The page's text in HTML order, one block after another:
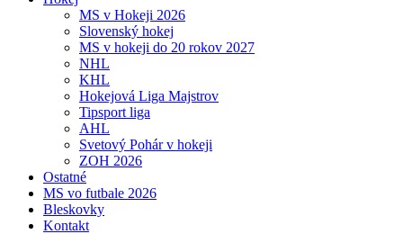
MS v Hokeji 2026
Slovenský hokej
MS v hokeji do 20 rokov 2027
NHL
KHL
Hokejová Liga Majstrov
Tipsport liga
AHL
Svetový Pohár v hokeji
ZOH 2026
Ostatné
MS vo futbale 2026
Bleskovky
Kontakt